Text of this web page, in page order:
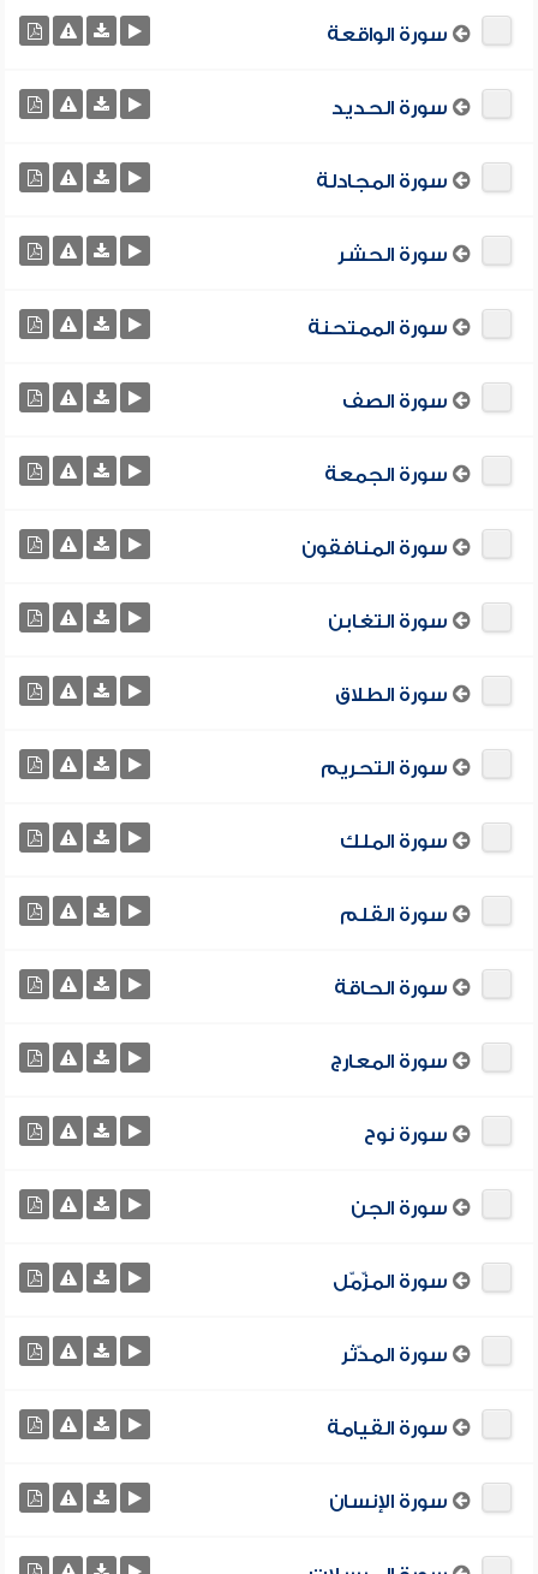
سورة الواقعة
سورة الحديد
سورة المجادلة
سورة الحشر
سورة الممتحنة
سورة الصف
سورة الجمعة
سورة المنافقون
سورة التغابن
سورة الطلاق
سورة التحريم
سورة الملك
سورة القلم
سورة الحاقة
سورة المعارج
سورة نوح
سورة الجن
سورة المزّمّل
سورة المدّثر
سورة القيامة
سورة الإنسان